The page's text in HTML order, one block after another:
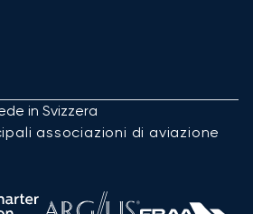
in Svizzera
associazioni di aviazione